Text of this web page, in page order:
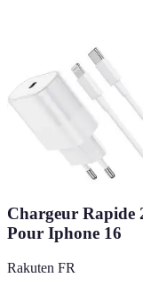
Chargeur Rapide
Pour Iphone 16
Rakuten FR